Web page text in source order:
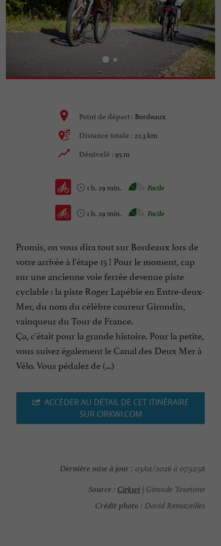
Point de départ : Bordeaux
Distance totale : 22,3 km
Dénivelé : 95 m
1 h. 29 min. Facile
1 h. 29 min. Facile
Promis, on vous dira tout sur Bordeaux lors de
votre arrivée à l’étape 15 ! Pour le moment, cap
sur une ancienne voie ferrée devenue piste
cyclable : la piste Roger Lapébie en Entre-deux-
Mer, du nom du célèbre coureur Girondin,
vainqueur du Tour de France.
Ça, c'était pour la grande histoire. Pour la petite,
vous suivez également le Canal des Deux Mer à
Vélo. Vous pédalez de (...)
ACCÉDER AU DÉTAIL DE CET ITINÉRAIRE
SUR CIRKWI.COM
Dernière mise à jour : 03/01/2026 à 07:52:56
Source : Cirkwi | Gironde Tourisme
Crédit photo : David Remazeilles